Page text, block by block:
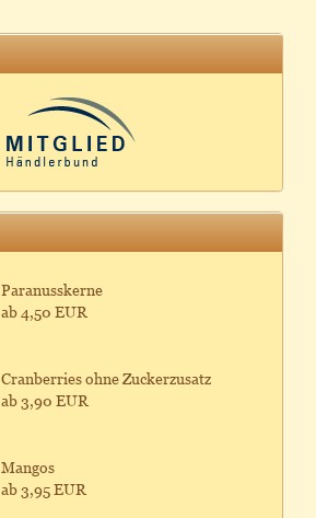
Paranusskerne
ab 4,50 EUR
Cranberries ohne Zuckerzusatz
ab 3,90 EUR
Mangos
ab 3,95 EUR